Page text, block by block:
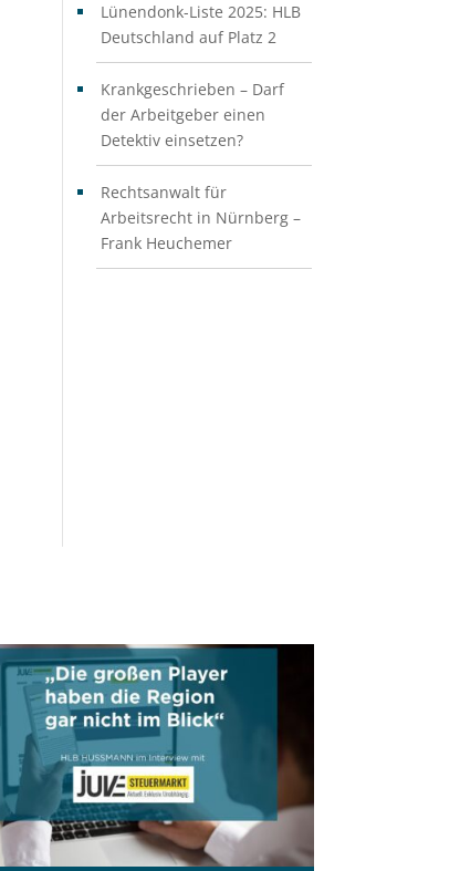
Lünendonk-Liste 2025: HLB
Deutschland auf Platz 2
Krankgeschrieben – Darf
der Arbeitgeber einen
Detektiv einsetzen?
Rechtsanwalt für
Arbeitsrecht in Nürnberg –
Frank Heuchemer